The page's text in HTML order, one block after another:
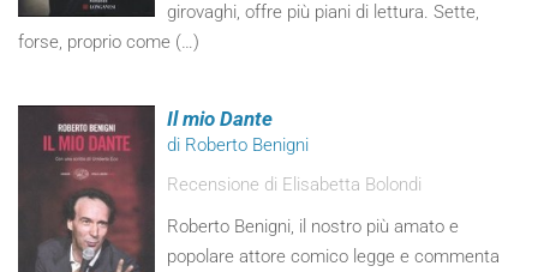
girovaghi, offre più piani di lettura. Sette,
forse, proprio come (…)
Il mio Dante
di Roberto Benigni
Recensione di Elisabetta Bolondi
Roberto Benigni, il nostro più amato e
popolare attore comico legge e commenta